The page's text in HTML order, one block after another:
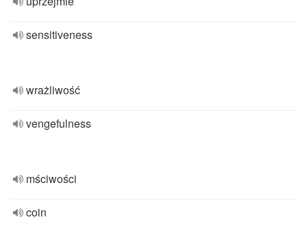
sensitiveness
wrażliwość
vengefulness
mściwości
coin